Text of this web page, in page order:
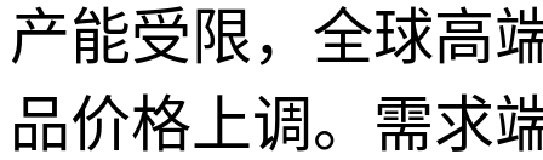
产能受限，全球高
品价格上调。需求